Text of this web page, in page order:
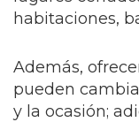
habitaciones,
Además,
pueden
y la ocasión;